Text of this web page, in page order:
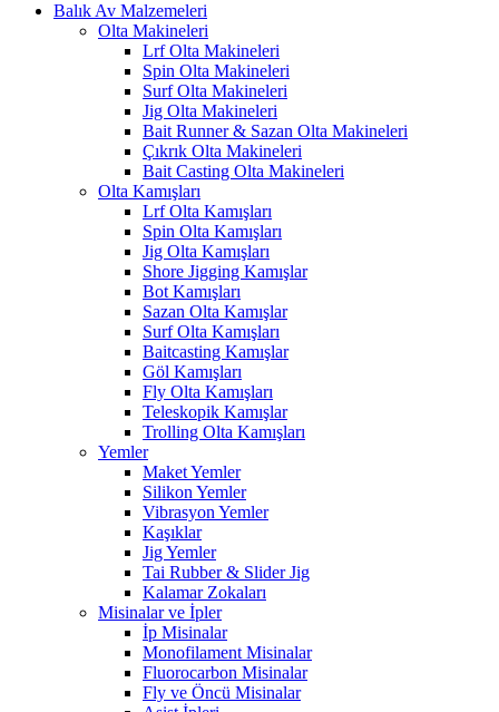
Balık Av Malzemeleri
Olta Makineleri
Lrf Olta Makineleri
Spin Olta Makineleri
Surf Olta Makineleri
Jig Olta Makineleri
Bait Runner & Sazan Olta Makineleri
Çıkrık Olta Makineleri
Bait Casting Olta Makineleri
Olta Kamışları
Lrf Olta Kamışları
Spin Olta Kamışları
Jig Olta Kamışları
Shore Jigging Kamışlar
Bot Kamışları
Sazan Olta Kamışlar
Surf Olta Kamışları
Baitcasting Kamışlar
Göl Kamışları
Fly Olta Kamışları
Teleskopik Kamışlar
Trolling Olta Kamışları
Yemler
Maket Yemler
Silikon Yemler
Vibrasyon Yemler
Kaşıklar
Jig Yemler
Tai Rubber & Slider Jig
Kalamar Zokaları
Misinalar ve İpler
İp Misinalar
Monofilament Misinalar
Fluorocarbon Misinalar
Fly ve Öncü Misinalar